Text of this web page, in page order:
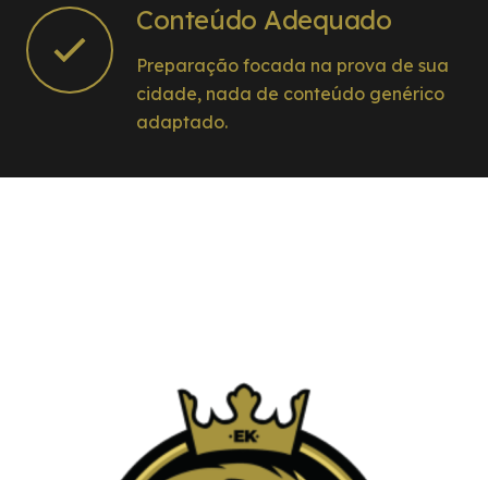
Conteúdo Adequado
Preparação focada na prova de sua
cidade, nada de conteúdo genérico
adaptado.